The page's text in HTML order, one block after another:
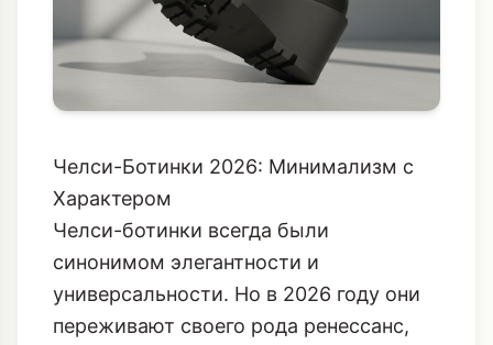
Челси-Ботинки 2026: Минимализм с
Характером
Челси-ботинки всегда были
синонимом элегантности и
универсальности. Но в 2026 году они
переживают своего рода ренессанс,